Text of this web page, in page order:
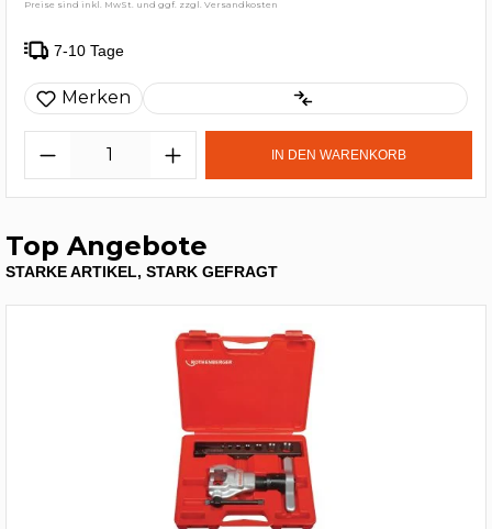
Preise sind inkl. MwSt. und ggf. zzgl. Versandkosten
7-10 Tage
Merken
IN DEN WARENKORB
Top Angebote
STARKE ARTIKEL, STARK GEFRAGT